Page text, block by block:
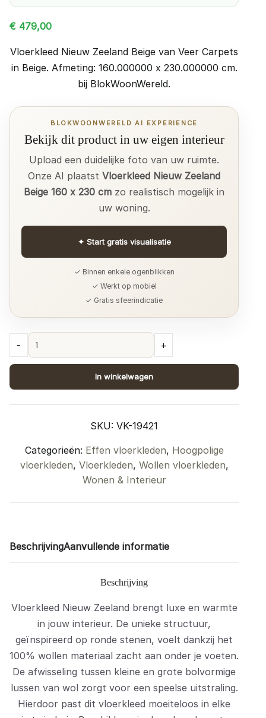
€ 479,00
Vloerkleed Nieuw Zeeland Beige van Veer Carpets
in Beige. Afmeting: 160.000000 x 230.000000 cm.
bij BlokWoonWereld.
BLOKWOONWERELD AI EXPERIENCE
Bekijk dit product in uw eigen interieur
Upload een duidelijke foto van uw ruimte.
Onze AI plaatst Vloerkleed Nieuw Zeeland
Beige 160 x 230 cm zo realistisch mogelijk in
uw woning.
✦ Start gratis visualisatie
✓ Binnen enkele ogenblikken
✓ Werkt op mobiel
✓ Gratis sfeerindicatie
Beige
230
quantity
- +
In winkelwagen
SKU: VK-19421
Categorieën: Effen vloerkleden, Hoogpolige
vloerkleden, Vloerkleden, Wollen vloerkleden,
Wonen & Interieur
BeschrijvingAanvullende informatie
Beschrijving
Vloerkleed Nieuw Zeeland brengt luxe en warmte
in jouw interieur. De unieke structuur,
geïnspireerd op ronde stenen, voelt dankzij het
100% wollen materiaal zacht aan onder je voeten.
De afwisseling tussen kleine en grote bolvormige
lussen van wol zorgt voor een speelse uitstraling.
Hierdoor past dit vloerkleed moeiteloos in elke